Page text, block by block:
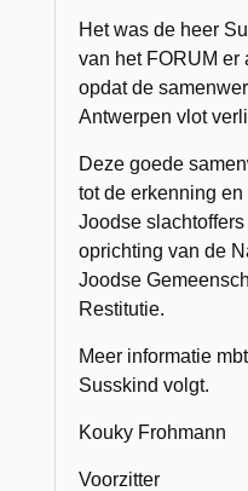
Het was de heer
van het FORUM er
opdat de
Antwerpen vlot
Deze goede
tot de erkenning
Joodse
oprichting van de
Joodse
Restitutie.
Meer informatie
Susskind volgt.
Kouky